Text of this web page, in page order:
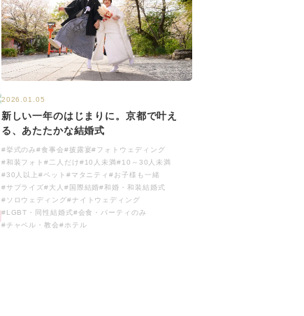
2026.01.05
新しい一年のはじまりに。京都で叶え
る、あたたかな結婚式
#挙式のみ#食事会#披露宴#フォトウェディング
#和装フォト#二人だけ#10人未満#10～30人未満
#30人以上#ペット #マタニティ#お子様も一緒
#サプライズ#大人 #国際結婚#和婚・和装結婚式
#ソロウェディング#ナイトウェディング
#LGBT・同性結婚式#会食・パーティのみ
#チャペル・教会#ホテル